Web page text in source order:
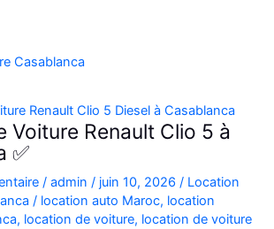
Casablanca
Voiture Renault Clio 5 à
✅
/ admin / juin 10, 2026 / Location
/ location auto Maroc, location
, location de voiture, location de voiture